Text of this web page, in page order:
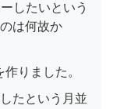
したいという
は何故か
りました。
たという月並